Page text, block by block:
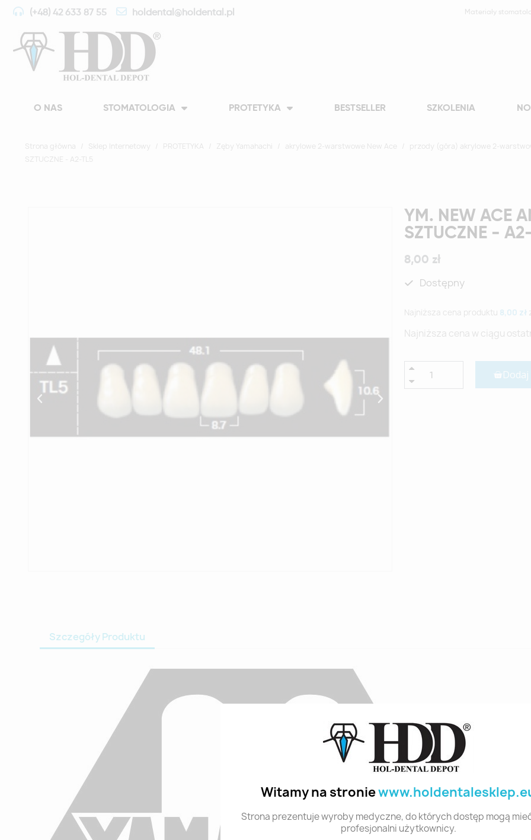
Witamy na stronie
Strona prezentuje wyroby medyczne, do których dostęp mogą
profesjonalni użytkownicy.
(+48) 42 633 87 55 holdental@holdental.pl Materiały
O NAS STOMATOLOGIA PROTETYKA BESTSELLER SZKOLENIA
Strona główna Sklep Internetowy PROTETYKA Zęby Yamahachi akrylowe 2-warstwowe New Ace
przody (góra) akrylowe 2-
SZTUCZNE - A2-TL5
YM. NEW ACE
SZTUCZNE -
8,00 zł
Dostępny
Najniższa cena produktu 8,00 zł
Najniższa cena w ciągu
Szczegóły Produktu